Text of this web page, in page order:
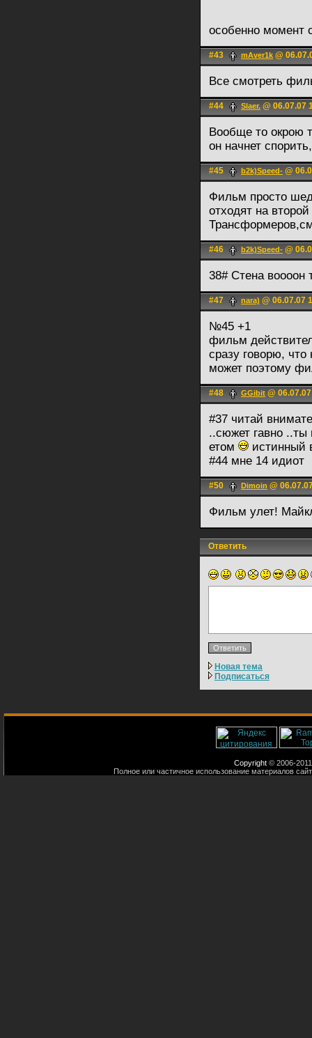
особенно момент
#43 mAver1k @
Все смотреть
#44 Slaer. @ 06.07.07
Вообще то окрою
он начнет
#45 b2k)Speed- @
Фильм просто
отходят на
#46 b2k)Speed- @
38# Стена воооон
#47 nara) @ 06.07.07
№45 +1
фильм
сразу говорю,
может поэтому
#48 GGibit @
#37 читай
..сюжет гавно
етом
истинный
#44 мне 14 идиот
#50 Dimoin @
Фильм улет!
Ответить
Новая тема
Подписаться
Copyright © 2006-
Полное или частичное использование материалов